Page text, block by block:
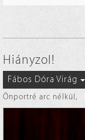
Hiányzol!
Fábos Dóra Virág
Önportré arc nélkül ,